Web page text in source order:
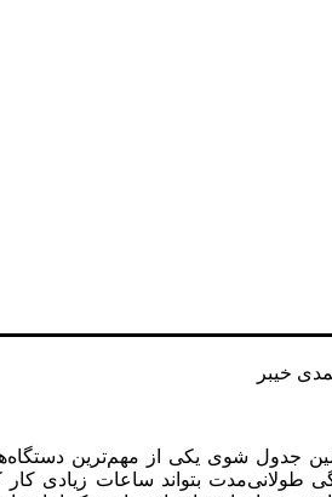
جدول شوی یکی از مهم‌ترین
طولانی‌مدت بتواند ساعات